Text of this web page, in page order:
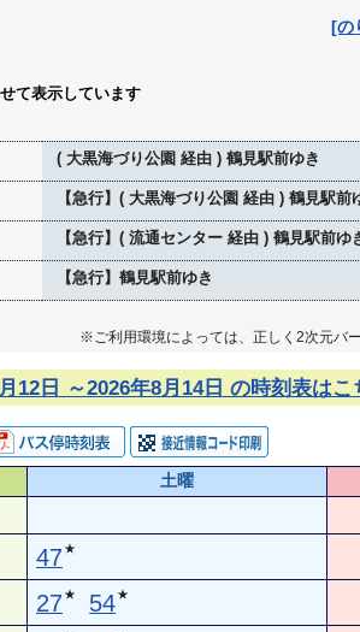
[の
て表示しています
( 大黒海づり公園 経由 ) 鶴見駅前ゆき
【急行】( 大黒海づり公園 経由 ) 鶴見駅前
【急行】( 流通センター 経由 ) 鶴見駅前ゆ
【急行】鶴見駅前ゆき
※ご利用環境によっては、正しく2次元バ
12日 ～2026年8月14日 の時刻表はこ
土曜
47★
27★ 54★